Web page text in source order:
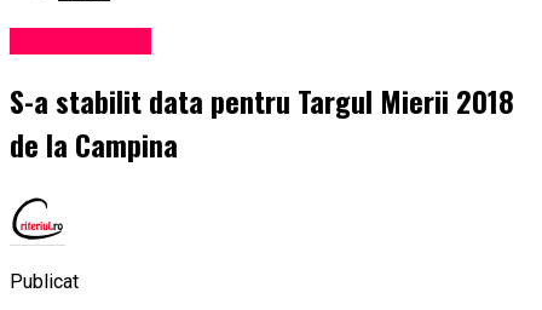
S-a stabilit data pentru Targul Mierii 2018
de la Campina
Publicat